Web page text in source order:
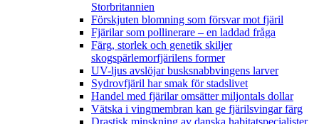
Storbritannien
Förskjuten blomning som försvar mot fjäril
Fjärilar som pollinerare – en laddad fråga
Färg, storlek och genetik skiljer
skogspärlemorfjärilens former
UV-ljus avslöjar busksnabbvingens larver
Sydrovfjäril har smak för stadslivet
Handel med fjärilar omsätter miljontals dollar
Vätska i vingmembran kan ge fjärilsvingar färg
Drastisk minskning av danska habitatspecialister